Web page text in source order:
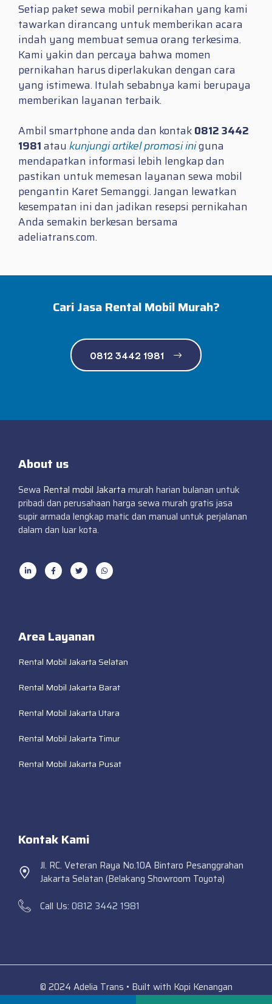
Setiap paket sewa mobil pernikahan yang kami
tawarkan dirancang untuk memberikan acara
indah yang membuat semua orang terkesima.
Kami yakin dan percaya bahwa momen
pernikahan harus diperlakukan dengan cara
yang istimewa. Itulah sebabnya kami berupaya
memberikan layanan terbaik.
Ambil smartphone anda dan kontak0812 3442
1981atau kunjungi artikel promosi iniguna
mendapatkan informasi lebih lengkap dan
pastikan untuk memesan layanan sewa mobil
pengantin Karet Semanggi. Jangan lewatkan
kesempatan ini dan jadikan resepsi pernikahan
Anda semakin berkesan bersama
adeliatrans.com.
Cari Jasa Rental Mobil Murah?
0812 3442 1981
About us
Sewa Rental mobil Jakarta murah harian bulanan untuk
pribadi dan perusahaan harga sewa murah gratis jasa
supir armada lengkap matic dan manual untuk perjalanan
dalam dan luar kota.
Area Layanan
Rental Mobil Jakarta Selatan
Rental Mobil Jakarta Barat
Rental Mobil Jakarta Utara
Rental Mobil Jakarta Timur
Rental Mobil Jakarta Pusat
Kontak Kami
Jl. RC. Veteran Raya No.10A Bintaro Pesanggrahan
Jakarta Selatan (Belakang Showroom Toyota)
Call Us: 0812 3442 1981
© 2024 Adelia Trans • Built with Kopi Kenangan